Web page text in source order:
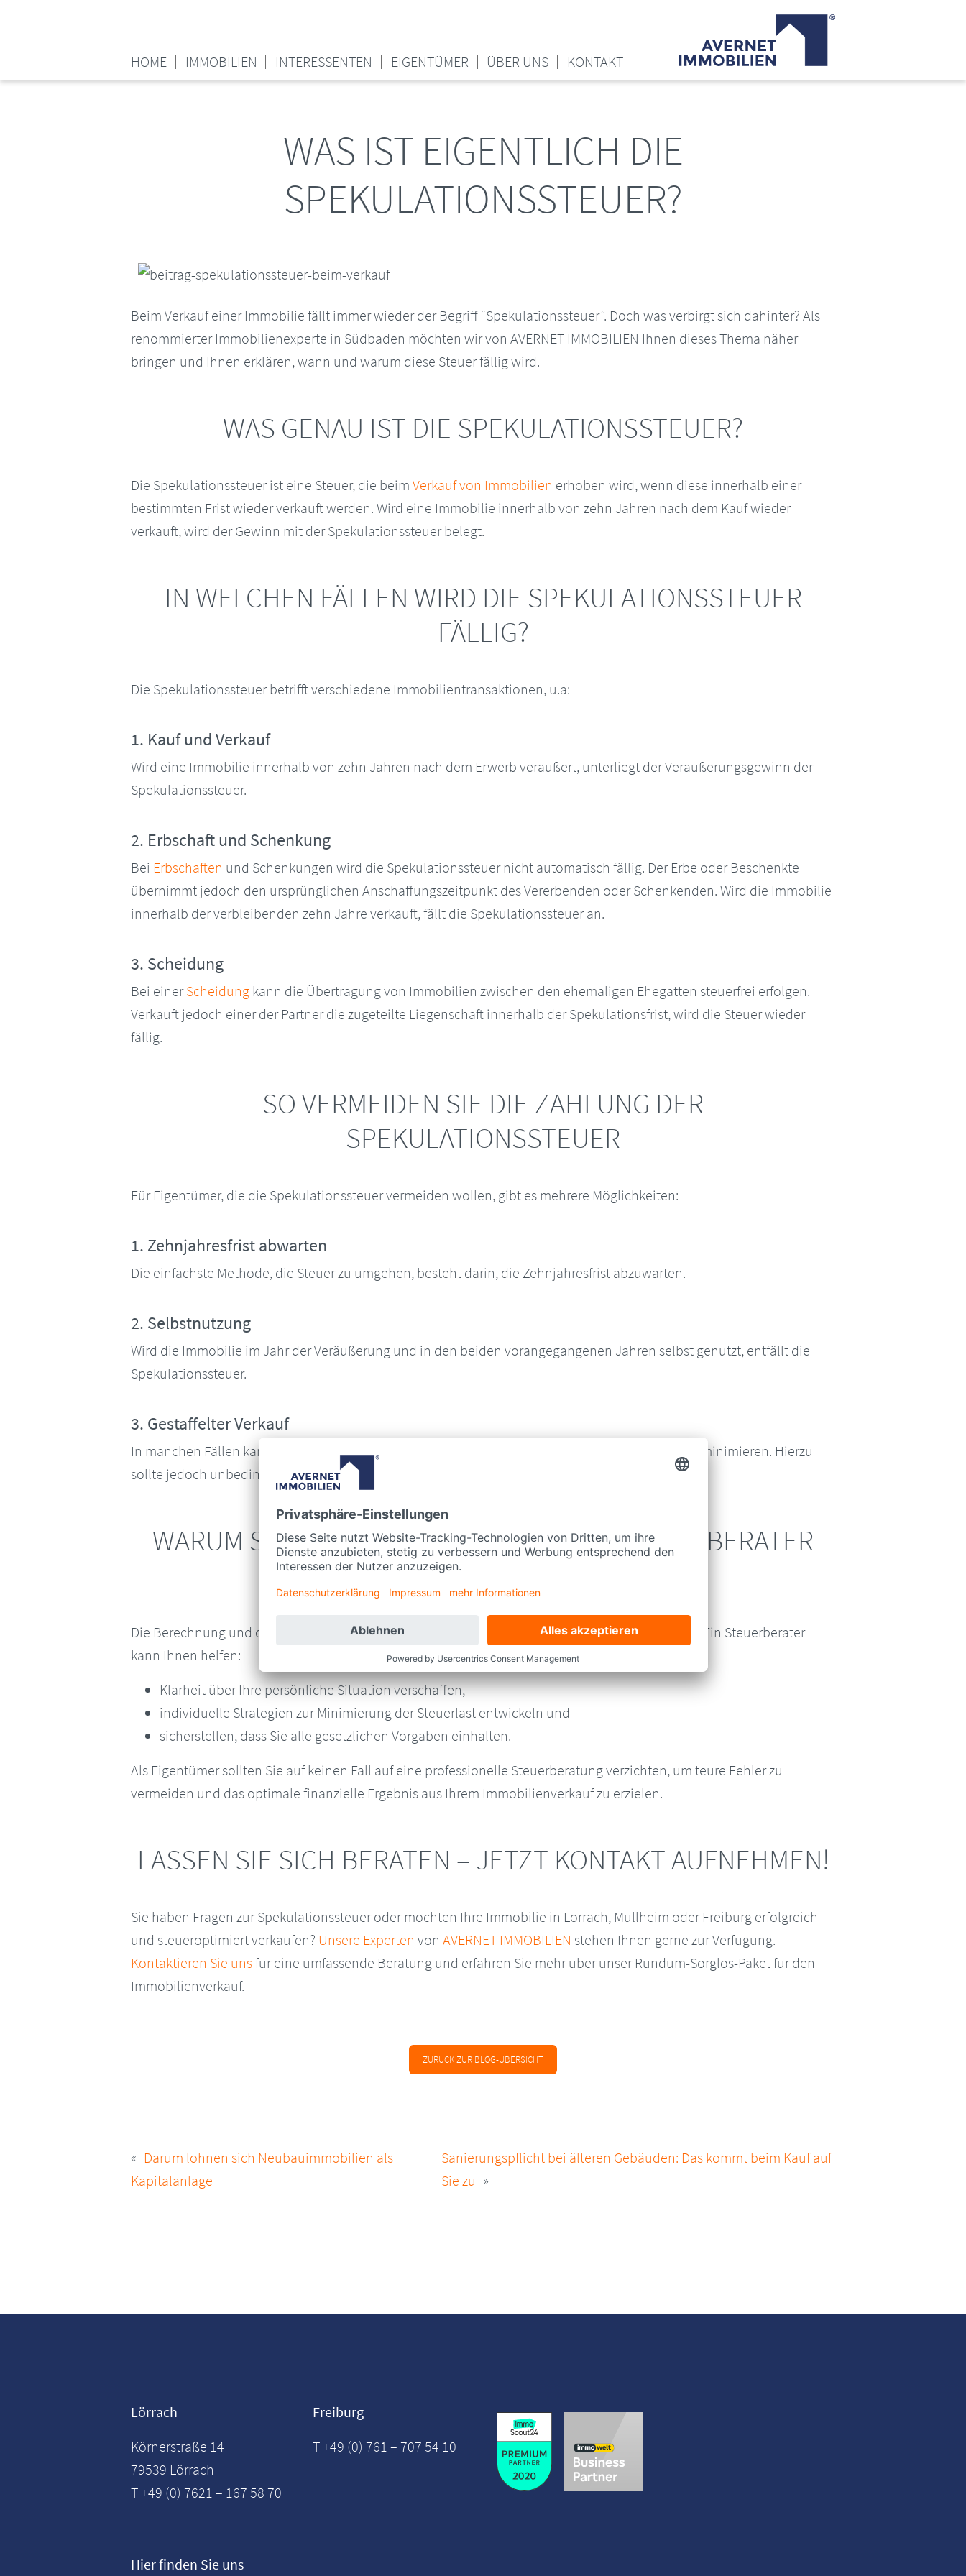
HOME IMMOBILIEN INTERESSENTEN EIGENTÜMER ÜBER UNS KONTAKT
WAS IST EIGENTLICH DIE
SPEKULATIONSSTEUER?
Beim Verkauf einer Immobilie fällt immer wieder der Begriff “Spekulationssteuer”. Doch was verbirgt sich dahinter? Als
renommierter Immobilienexperte in Südbaden möchten wir von AVERNET IMMOBILIEN Ihnen dieses Thema näher
bringen und Ihnen erklären, wann und warum diese Steuer fällig wird.
WAS GENAU IST DIE SPEKULATIONSSTEUER?
Die Spekulationssteuer ist eine Steuer, die beim Verkauf von Immobilien erhoben wird, wenn diese innerhalb einer
bestimmten Frist wieder verkauft werden. Wird eine Immobilie innerhalb von zehn Jahren nach dem Kauf wieder
verkauft, wird der Gewinn mit der Spekulationssteuer belegt.
IN WELCHEN FÄLLEN WIRD DIE SPEKULATIONSSTEUER
FÄLLIG?
Die Spekulationssteuer betrifft verschiedene Immobilientransaktionen, u.a:
1. Kauf und Verkauf
Wird eine Immobilie innerhalb von zehn Jahren nach dem Erwerb veräußert, unterliegt der Veräußerungsgewinn der
Spekulationssteuer.
2. Erbschaft und Schenkung
Bei Erbschaften und Schenkungen wird die Spekulationssteuer nicht automatisch fällig. Der Erbe oder Beschenkte
übernimmt jedoch den ursprünglichen Anschaffungszeitpunkt des Vererbenden oder Schenkenden. Wird die Immobilie
innerhalb der verbleibenden zehn Jahre verkauft, fällt die Spekulationssteuer an.
3. Scheidung
Bei einerScheidung kann die Übertragung von Immobilien zwischen den ehemaligen Ehegatten steuerfrei erfolgen.
Verkauft jedoch einer der Partner die zugeteilte Liegenschaft innerhalb der Spekulationsfrist, wird die Steuer wieder
fällig.
SO VERMEIDEN SIE DIE ZAHLUNG DER
SPEKULATIONSSTEUER
Für Eigentümer, die die Spekulationssteuer vermeiden wollen, gibt es mehrere Möglichkeiten:
1. Zehnjahresfrist abwarten
Die einfachste Methode, die Steuer zu umgehen, besteht darin, die Zehnjahresfrist abzuwarten.
2. Selbstnutzung
Wird die Immobilie im Jahr der Veräußerung und in den beiden vorangegangenen Jahren selbst genutzt, entfällt die
Spekulationssteuer.
3. Gestaffelter Verkauf
In manchen Fällen kann es sinnvoll sein, den Verkauf zeitlich zu strecken und so die Steuerlast zu minimieren. Hierzu
sollte jedoch unbedingt fachkundiger Rat eingeholt werden.
WARUM SICH EIGENTÜMER VON EINEM STEUERBERATER
BERATEN LASSEN SOLLTEN
Die Berechnung und die gesetzlichen Regelungen rund um die Spekulationssteuer sind komplex. Ein Steuerberater
kann Ihnen helfen:
Klarheit über Ihre persönliche Situation verschaffen,
individuelle Strategien zur Minimierung der Steuerlast entwickeln und
sicherstellen, dass Sie alle gesetzlichen Vorgaben einhalten.
Als Eigentümer sollten Sie auf keinen Fall auf eine professionelle Steuerberatung verzichten, um teure Fehler zu
vermeiden und das optimale finanzielle Ergebnis aus Ihrem Immobilienverkauf zu erzielen.
LASSEN SIE SICH BERATEN – JETZT KONTAKT AUFNEHMEN!
Sie haben Fragen zur Spekulationssteuer oder möchten Ihre Immobilie in Lörrach, Müllheim oder Freiburg erfolgreich
und steueroptimiert verkaufen? Unsere Experten von AVERNET IMMOBILIEN stehen Ihnen gerne zur Verfügung.
Kontaktieren Sie unsfür eine umfassende Beratung und erfahren Sie mehr über unser Rundum-Sorglos-Paket für den
Immobilienverkauf.
ZURÜCK ZUR BLOG-ÜBERSICHT
BEITRAGSNAVIGATION
Darum lohnen sich Neubauimmobilien als
Kapitalanlage
Sanierungspflicht bei älteren Gebäuden: Das kommt beim Kauf auf
Sie zu
Lörrach
Körnerstraße 14
79539 Lörrach
T +49 (0) 7621 – 167 58 70
Freiburg
T +49 (0) 761 – 707 54 10
Hier finden Sie uns